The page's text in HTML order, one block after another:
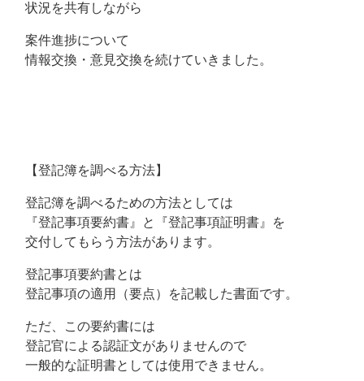
状況を共有しながら
案件進捗について
情報交換・意見交換を続けていきました。
【登記簿を調べる方法】
登記簿を調べるための方法としては
『登記事項要約書』と『登記事項証明書』を
交付してもらう方法があります。
登記事項要約書とは
登記事項の適用（要点）を記載した書面です。
ただ、この要約書には
登記官による認証文がありませんので
一般的な証明書としては使用できません。